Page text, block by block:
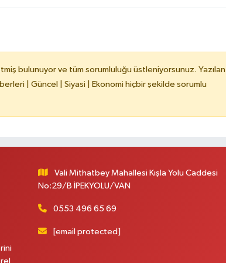
bulunuyor ve tüm sorumluluğu üstleniyorsunuz. Yazılan
| Güncel | Siyasi | Ekonomi hiçbir şekilde sorumlu
Vali Mithatbey Mahallesi Kışla Yolu Caddesi
No:29/B İPEKYOLU/VAN
0553 496 65 69
[email protected]